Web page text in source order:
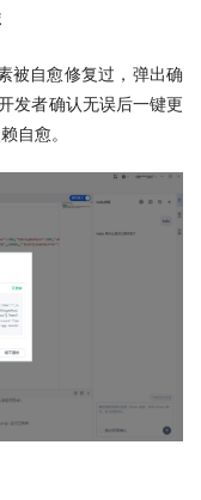
被自愈修复过，弹出确
发者确认无误后一键更
自愈。